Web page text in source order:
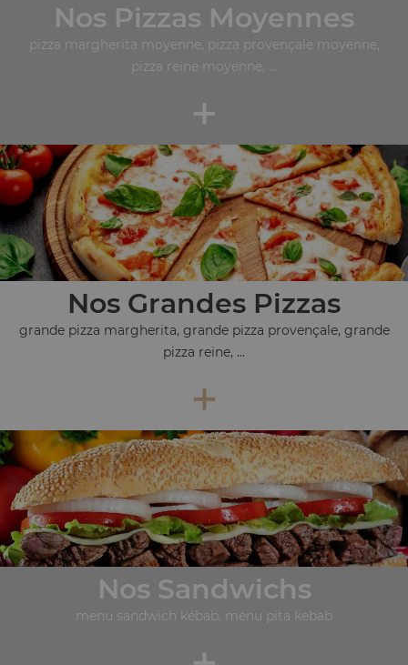
Nos Pizzas Moyennes
pizza margherita moyenne, pizza provençale moyenne,
pizza reine moyenne, ...
+
Nos Grandes Pizzas
grande pizza margherita, grande pizza provençale, grande
pizza reine, ...
+
Nos Sandwichs
menu sandwich kébab, menu pita kebab